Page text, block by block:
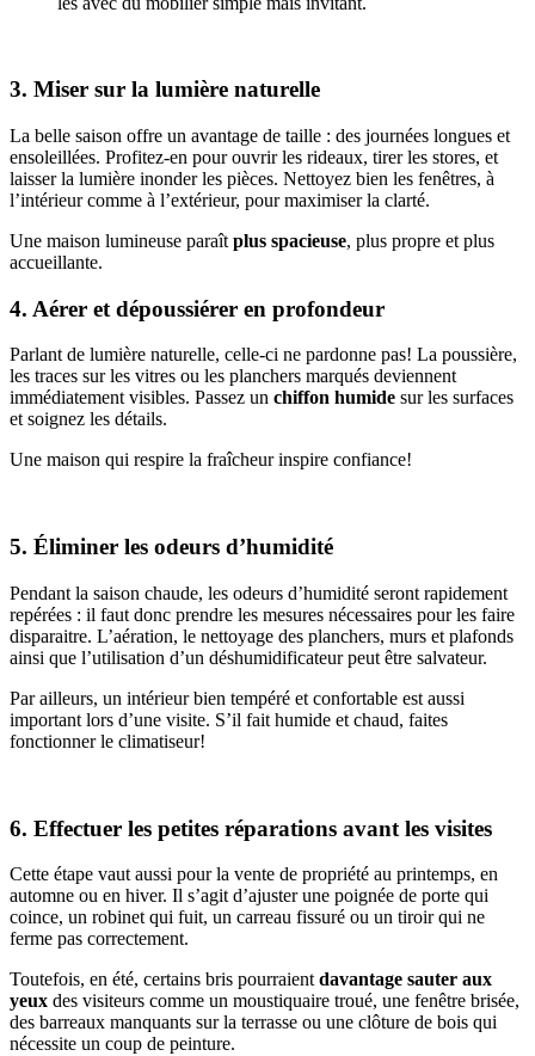
3. Miser sur la lumière naturelle
La belle saison offre un avantage de taille : des journées longues et
ensoleillées. Profitez-en pour ouvrir les rideaux, tirer les stores, et
laisser la lumière inonder les pièces. Nettoyez bien les fenêtres, à
l’intérieur comme à l’extérieur, pour maximiser la clarté.
Une maison lumineuse paraît plus spacieuse, plus propre et plus
accueillante.
4. Aérer et dépoussiérer en profondeur
Parlant de lumière naturelle, celle-ci ne pardonne pas! La poussière,
les traces sur les vitres ou les planchers marqués deviennent
immédiatement visibles. Passez un chiffon humide sur les surfaces
et soignez les détails.
Une maison qui respire la fraîcheur inspire confiance!
5. Éliminer les odeurs d’humidité
Pendant la saison chaude, les odeurs d’humidité seront rapidement
repérées : il faut donc prendre les mesures nécessaires pour les faire
disparaitre. L’aération, le nettoyage des planchers, murs et plafonds
ainsi que l’utilisation d’un déshumidificateur peut être salvateur.
Par ailleurs, un intérieur bien tempéré et confortable est aussi
important lors d’une visite. S’il fait humide et chaud, faites
fonctionner le climatiseur!
6. Effectuer les petites réparations avant les visites
Cette étape vaut aussi pour la vente de propriété au printemps, en
automne ou en hiver. Il s’agit d’ajuster une poignée de porte qui
coince, un robinet qui fuit, un carreau fissuré ou un tiroir qui ne
ferme pas correctement.
Toutefois, en été, certains bris pourraient davantage sauter aux
yeux des visiteurs comme un moustiquaire troué, une fenêtre brisée,
des barreaux manquants sur la terrasse ou une clôture de bois qui
nécessite un coup de peinture.